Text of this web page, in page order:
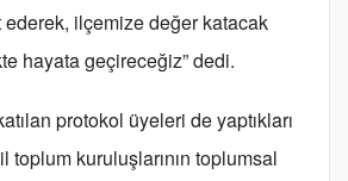
ilçemize değer katacak
hayata geçireceğiz” dedi.
protokol üyeleri de yaptıkları
toplum kuruluşlarının toplumsal